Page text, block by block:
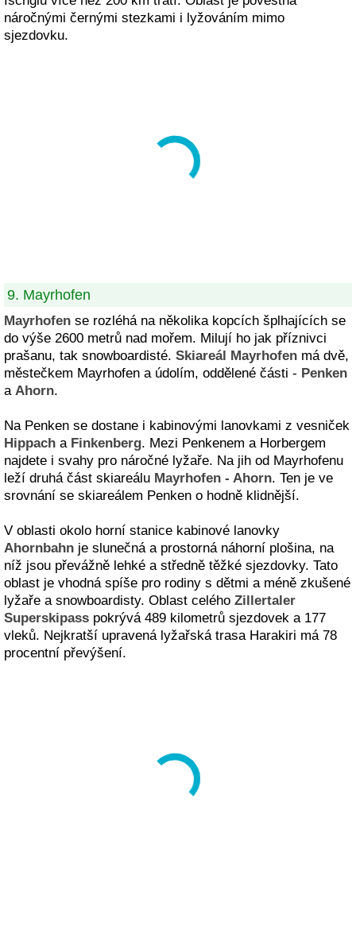
náročnými černými stezkami i lyžováním mimo
sjezdovku.
9. Mayrhofen
Mayrhofen se rozléhá na několika kopcích šplhajících se
do výše 2600 metrů nad mořem. Milují ho jak příznivci
prašanu, tak snowboardisté. Skiareál Mayrhofen má dvě,
městečkem Mayrhofen a údolím, oddělené části - Penken
a Ahorn.
Na Penken se dostane i kabinovými lanovkami z vesniček
Hippach a Finkenberg. Mezi Penkenem a Horbergem
najdete i svahy pro náročné lyžaře. Na jih od Mayrhofenu
leží druhá část skiareálu Mayrhofen - Ahorn. Ten je ve
srovnání se skiareálem Penken o hodně klidnější.
V oblasti okolo horní stanice kabinové lanovky
Ahornbahn je slunečná a prostorná náhorní plošina, na
níž jsou převážně lehké a středně těžké sjezdovky. Tato
oblast je vhodná spíše pro rodiny s dětmi a méně zkušené
lyžaře a snowboardisty. Oblast celého Zillertaler
Superskipass pokrývá 489 kilometrů sjezdovek a 177
vleků. Nejkratší upravená lyžařská trasa Harakiri má 78
procentní převýšení.